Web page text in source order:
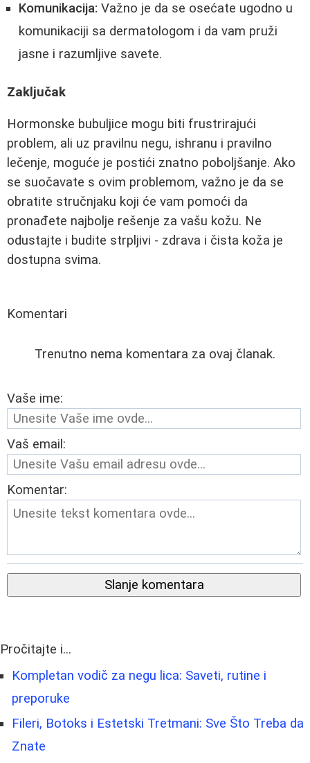
Komunikacija: Važno je da se osećate ugodno u
komunikaciji sa dermatologom i da vam pruži
jasne i razumljive savete.
Zaključak
Hormonske bubuljice mogu biti frustrirajući
problem, ali uz pravilnu negu, ishranu i pravilno
lečenje, moguće je postići znatno poboljšanje. Ako
se suočavate s ovim problemom, važno je da se
obratite stručnjaku koji će vam pomoći da
pronađete najbolje rešenje za vašu kožu. Ne
odustajte i budite strpljivi - zdrava i čista koža je
dostupna svima.
Komentari
Trenutno nema komentara za ovaj članak.
Vaše ime:
Vaš email:
Komentar:
Slanje komentara
Pročitajte i...
Kompletan vodič za negu lica: Saveti, rutine i
preporuke
Fileri, Botoks i Estetski Tretmani: Sve Što Treba da
Znate